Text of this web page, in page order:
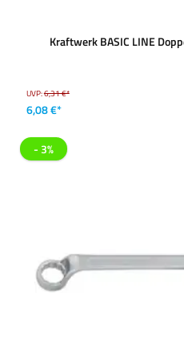
Kraftwerk BASIC LINE
UVP:6,31 €*
6,08 €*
- 3%